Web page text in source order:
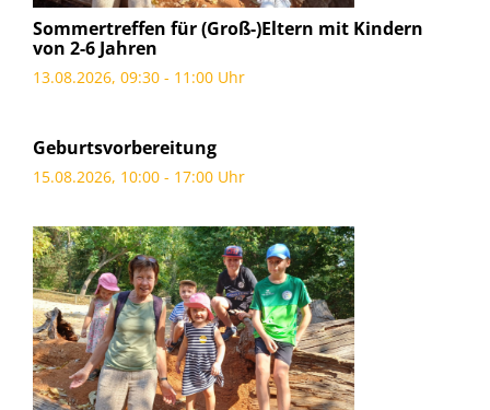
Sommertreffen für (Groß-)Eltern mit Kindern
von 2-6 Jahren
13.08.2026, 09:30 - 11:00 Uhr
Geburtsvorbereitung
15.08.2026, 10:00 - 17:00 Uhr